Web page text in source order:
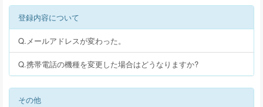
登録内容について
Q.メールアドレスが変わった。
Q.携帯電話の機種を変更した場合はどうなりますか?
その他